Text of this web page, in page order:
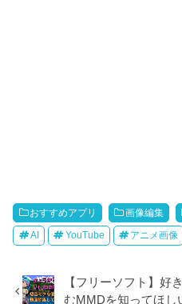
おすすめアプリ 画像編集
AI YouTube アニメ画像
【フリーソフト】好
むMMDを知ってほし